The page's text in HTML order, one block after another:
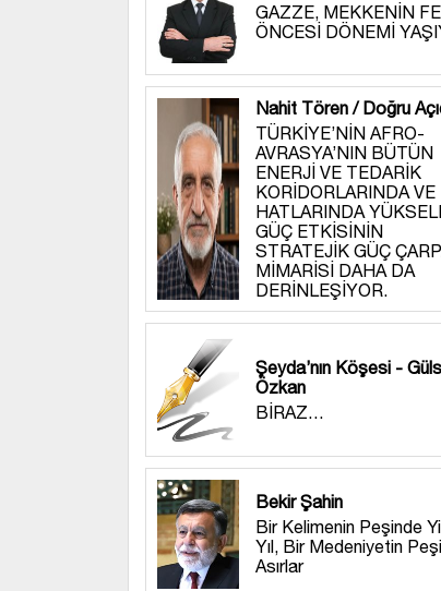
GAZZE, MEKKENİN
ÖNCESİ DÖNEMİ
Nahit Tören / Doğru
TÜRKİYE’NİN AFRO-
AVRASYA’NIN BÜTÜN
ENERJİ VE TEDARİK
KORİDORLARINDA VE
HATLARINDA
GÜÇ ETKİSİNİN
STRATEJİK GÜÇ
MİMARİSİ DAHA DA
DERİNLEŞİYOR.
Şeyda’nın Köşesi -
Özkan
BİRAZ…
Bekir Şahin
Bir Kelimenin Peşinde
Yıl, Bir Medeniyetin
Asırlar